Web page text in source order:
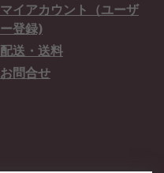
マイアカウント（ユーザ
ー登録)
配送・送料
お問合せ